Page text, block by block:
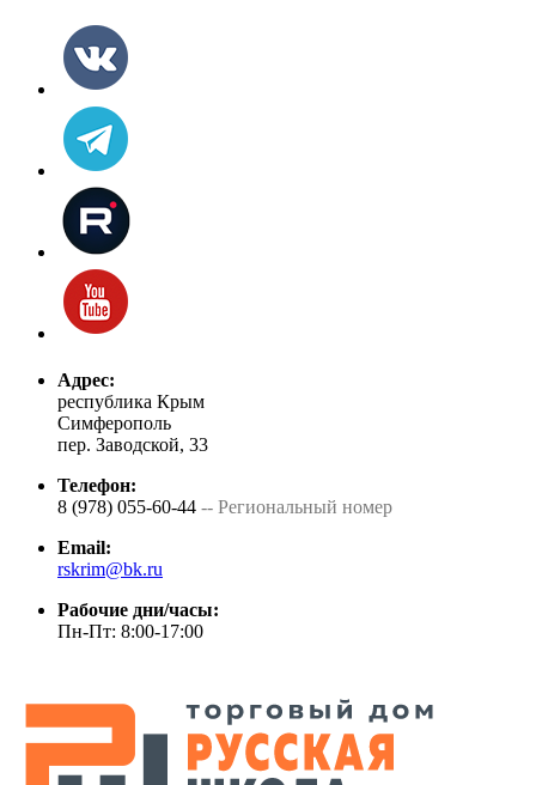
Адрес:
республика Крым
Симферополь
пер. Заводской, 33
Телефон:
8 (978) 055-60-44 -- Региональный номер
Email:
rskrim@bk.ru
Рабочие дни/часы:
Пн-Пт: 8:00-17:00